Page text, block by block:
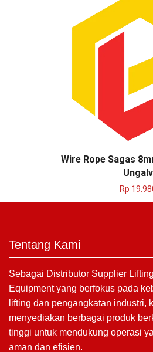
Wire Rope Sagas
Ungalv
Rp
Tentang Kami
Sebagai Distributor Supplier Lifting
Equipment yang berfokus pada
lifting dan pengangkatan industri,
menyediakan berbagai produk
tinggi untuk mendukung operasi
aman dan efisien.